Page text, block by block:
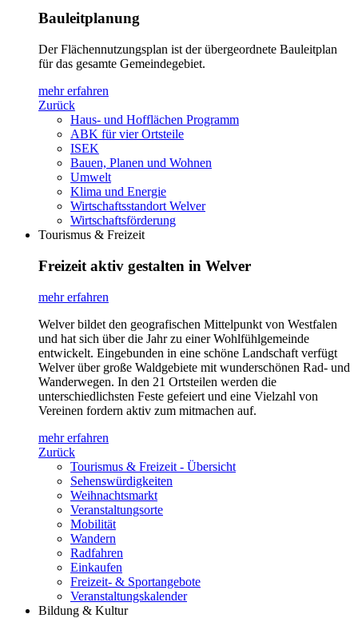
Bauleitplanung
Der Flächennutzungsplan ist der übergeordnete Bauleitplan
für das gesamte Gemeindegebiet.
mehr erfahren
Zurück
Haus- und Hofflächen Programm
ABK für vier Ortsteile
ISEK
Bauen, Planen und Wohnen
Umwelt
Klima und Energie
Wirtschaftsstandort Welver
Wirtschaftsförderung
Tourismus & Freizeit
Freizeit aktiv gestalten in Welver
mehr erfahren
Welver bildet den geografischen Mittelpunkt von Westfalen
und hat sich über die Jahr zu einer Wohlfühlgemeinde
entwickelt. Eingebunden in eine schöne Landschaft verfügt
Welver über große Waldgebiete mit wunderschönen Rad- und
Wanderwegen. In den 21 Ortsteilen werden die
unterschiedlichsten Feste gefeiert und eine Vielzahl von
Vereinen fordern aktiv zum mitmachen auf.
mehr erfahren
Zurück
Tourismus & Freizeit - Übersicht
Sehenswürdigkeiten
Weihnachtsmarkt
Veranstaltungsorte
Mobilität
Wandern
Radfahren
Einkaufen
Freizeit- & Sportangebote
Veranstaltungskalender
Bildung & Kultur